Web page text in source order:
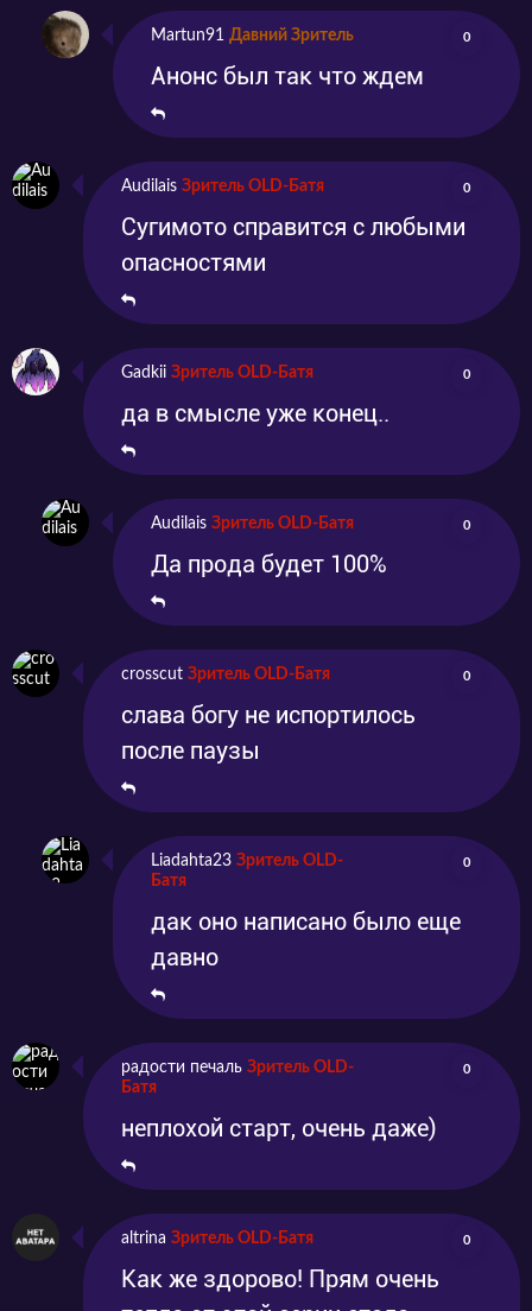
Martun91 Давний Зритель 0
Анонс был так что ждем
Audilais Зритель OLD-Батя 0
Сугимото справится с любыми
опасностями
Gadkii Зритель OLD-Батя 0
да в смысле уже конец..
Audilais Зритель OLD-Батя 0
Да прода будет 100%
crosscut Зритель OLD-Батя 0
слава богу не испортилось
после паузы
Liadahta23 Зритель OLD-
Батя
0
дак оно написано было еще
давно
радости печаль Зритель OLD-
Батя
0
неплохой старт, очень даже)
altrina Зритель OLD-Батя 0
Как же здорово! Прям очень